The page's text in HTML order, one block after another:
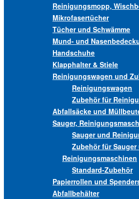
Reinigungsmopp,
Mikrofasertücher
Tücher und Schwämme
Mund- und
Handschuhe
Klapphalter & Stiele
Reinigungswagen und
Reinigungswagen
Zubehör für
Abfallsäcke und
Sauger,
Sauger und
Zubehör für Sauger
Reinigungsmaschinen
Standard-Zubehör
Papierrollen und
Abfallbehälter